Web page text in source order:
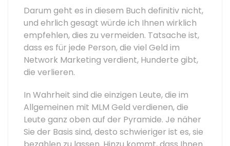
Darum geht es in diesem Buch definitiv nicht,
und ehrlich gesagt würde ich Ihnen wirklich
empfehlen, dies zu vermeiden. Tatsache ist,
dass es für jede Person, die viel Geld im
Network Marketing verdient, Hunderte gibt,
die verlieren.
In Wahrheit sind die einzigen Leute, die im
Allgemeinen mit MLM Geld verdienen, die
Leute ganz oben auf der Pyramide. Je näher
Sie der Basis sind, desto schwieriger ist es, sie